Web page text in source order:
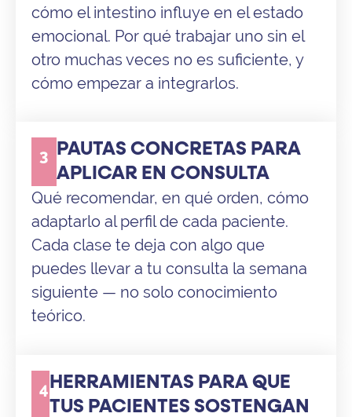
cómo el intestino influye en el estado
emocional. Por qué trabajar uno sin el
otro muchas veces no es suficiente, y
cómo empezar a integrarlos.
3
PAUTAS CONCRETAS PARA
APLICAR EN CONSULTA
Qué recomendar, en qué orden, cómo
adaptarlo al perfil de cada paciente.
Cada clase te deja con algo que
puedes llevar a tu consulta la semana
siguiente — no solo conocimiento
teórico.
4 HERRAMIENTAS PARA QUE
TUS PACIENTES SOSTENGAN